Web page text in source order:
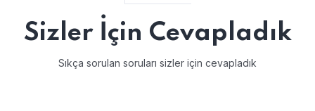
Sizler İçin Cevapladık
Sıkça sorulan soruları sizler için cevapladık